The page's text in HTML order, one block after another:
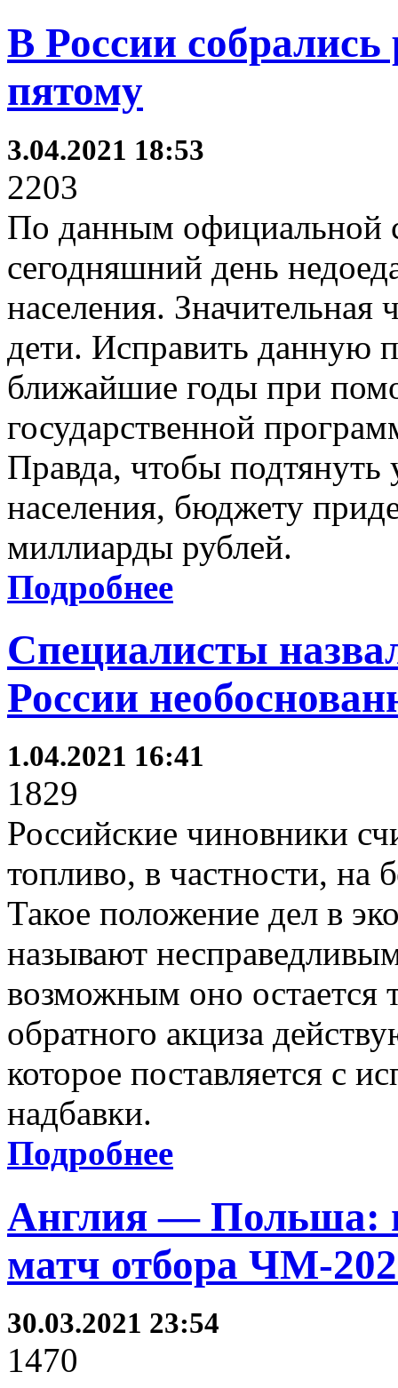
В России собрались
пятому
3.04.2021 18:53
2203
По данным официальной
сегодняшний день
населения. Значительная
дети. Исправить данную
ближайшие годы при
государственной
Правда, чтобы подтянуть
населения, бюджету
миллиарды рублей.
Подробнее
Специалисты
России
1.04.2021 16:41
1829
Российские чиновники
топливо, в частности, на
Такое положение дел в
называют
возможным оно остается
обратного акциза
которое поставляется с
надбавки.
Подробнее
Англия — Польша:
матч отбора ЧМ-
30.03.2021 23:54
1470